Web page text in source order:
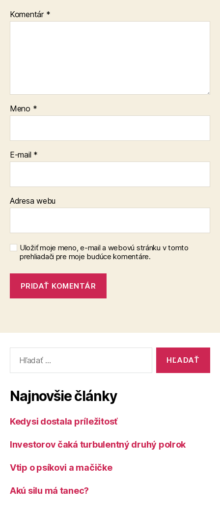
Komentár *
Meno *
E-mail *
Adresa webu
Uložiť moje meno, e-mail a webovú stránku v tomto
prehliadači pre moje budúce komentáre.
Najnovšie články
Kedysi dostala príležitosť
Investorov čaká turbulentný druhý polrok
Vtip o psíkovi a mačičke
Akú silu má tanec?